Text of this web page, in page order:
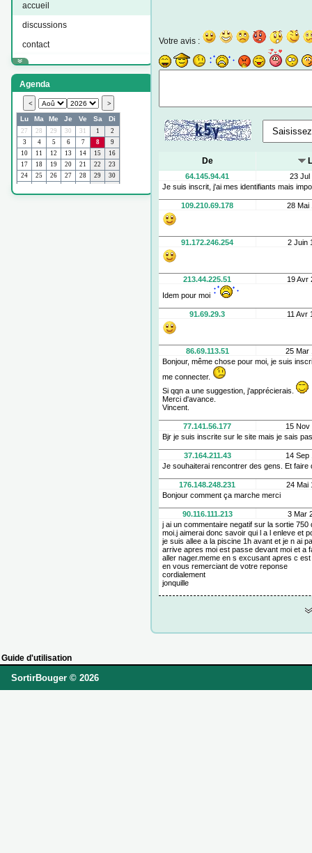
accueil
discussions
contact
Agenda
Votre avis :
De
64.145.94.41
23 Jul
Je suis inscrit, j'ai mes identifiants mais
109.210.69.178 28 Mai
91.172.246.254 2 Juin
213.44.225.51
19 Avr
Idem pour moi
91.69.29.3 11 Avr
86.69.113.51
25 Mar
Bonjour, même chose pour moi, je suis
me connecter.
Si qqn a une suggestion, j'apprécierais.
Merci d'avance.
Vincent.
77.141.56.177
15 Nov
Bjr je suis inscrite sur le site mais je sais
37.164.211.43
14 Sep
Je souhaiterai rencontrer des gens. Et faire
176.148.248.231
24 Mai
Bonjour comment ça marche merci
90.116.111.213
3 Mar
j ai un commentaire negatif sur la sortie
moi.j aimerai donc savoir qui l a l enleve et
je suis allee a la piscine 1h avant et je n ai
arrive apres moi est passe devant moi et a
aller nager.meme en s excusant apres c
en vous remerciant de votre reponse
cordialement
jonquille
Guide d'utilisation
SortirBouger © 2026